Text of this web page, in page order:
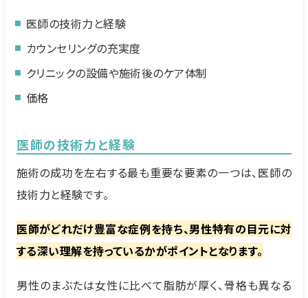
医師の技術力と経験
カウンセリングの充実度
クリニックの設備や施術後のケア体制
価格
医師の技術力と経験
施術の成功を左右する最も重要な要素の一つは、医師の
技術力と経験です。
医師がどれだけ豊富な症例を持ち、男性特有の目元に対
する深い理解を持っているかがポイントとなります。
男性のまぶたは女性に比べて脂肪が厚く、骨格も異なる